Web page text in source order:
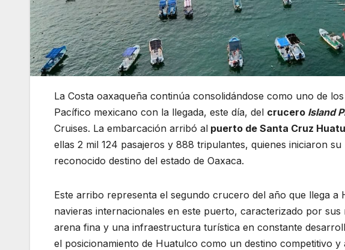
La Costa oaxaqueña continúa consolidándose como uno de
Pacífico mexicano con la llegada, este día, del crucero Island
Cruises. La embarcación arribó al puerto de Santa Cruz
ellas 2 mil 124 pasajeros y 888 tripulantes, quienes iniciaron
reconocido destino del estado de Oaxaca.
Este arribo representa el segundo crucero del año que llega
navieras internacionales en este puerto, caracterizado por
arena fina y una infraestructura turística en constante
el posicionamiento de Huatulco como un destino competitivo